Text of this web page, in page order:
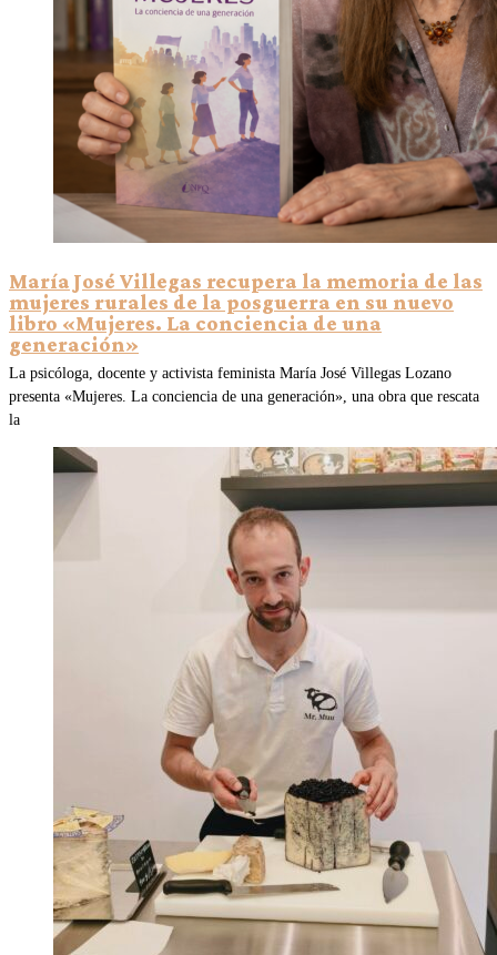
María José Villegas recupera la memoria de las
mujeres rurales de la posguerra en su nuevo
libro «Mujeres. La conciencia de una
generación»
La psicóloga, docente y activista feminista María José Villegas Lozano
presenta «Mujeres. La conciencia de una generación», una obra que rescata
la